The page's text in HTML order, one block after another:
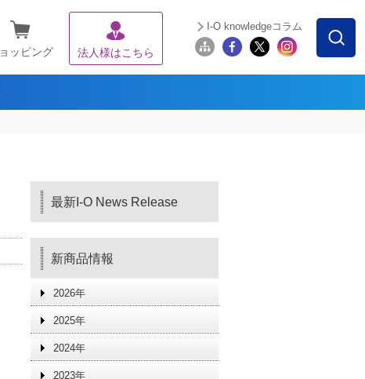
ッピング 法人様はこちら
I-O knowledgeコラム
最新I-O News Release
新商品情報
2026年
2025年
2024年
2023年